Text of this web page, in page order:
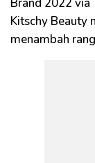
Kitschy Beauty
menambah